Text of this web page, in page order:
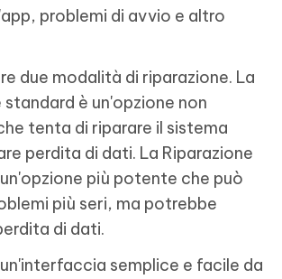
problemi di avvio e altro
due modalità di riparazione. La
standard è un'opzione non
tenta di riparare il sistema
perdita di dati. La Riparazione
più potente che può
più seri, ma potrebbe
di dati.
semplice e facile da